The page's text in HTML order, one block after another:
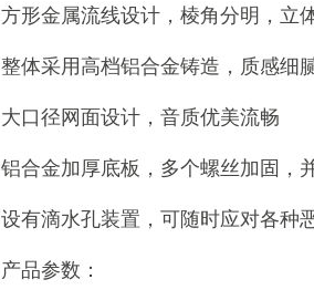
方形金属流线设计，棱角分明，立
整体采用高档铝合金铸造，质感细
大口径网面设计，音质优美流畅
铝合金加厚底板，多个螺丝加固，
设有滴水孔装置，可随时应对各种
产品参数：